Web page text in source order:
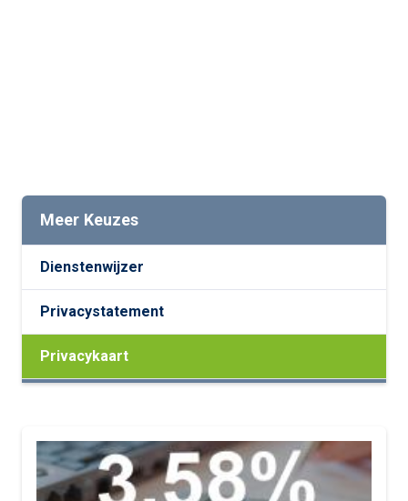
Meer Keuzes
Dienstenwijzer
Privacystatement
Privacykaart